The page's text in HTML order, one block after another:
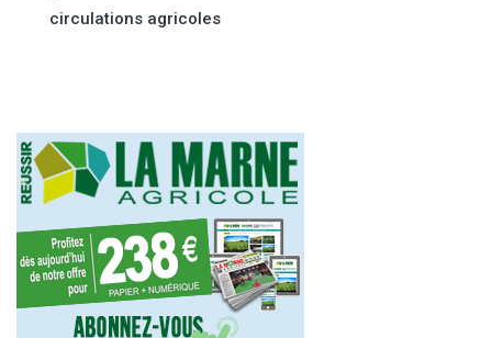
circulations agricoles